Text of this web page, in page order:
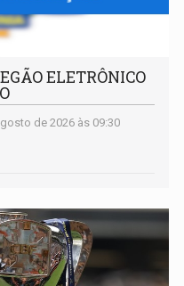
ELETRÔNICO
de 2026 às 09:30